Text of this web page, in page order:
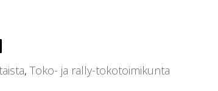
,Toko- ja rally-tokotoimikunta